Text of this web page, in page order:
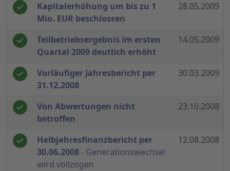
Kapitalerhöhung um bis zu 1
Mio. EUR beschlossen
28.05.2009
Teilbetriebsergebnis im ersten
Quartal 2009 deutlich erhöht
14.05.2009
Vorläufiger Jahresbericht per
31.12.2008
30.03.2009
Von Abwertungen nicht
betroffen
23.10.2008
Halbjahresfinanzbericht per
30.06.2008- Generationswechsel
wird vollzogen
12.08.2008